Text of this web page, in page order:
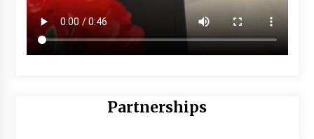
Partnerships